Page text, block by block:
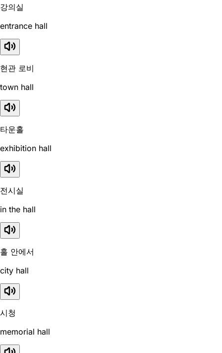
강의실
entrance hall
현관 로비
town hall
타운홀
exhibition hall
전시실
in the hall
홀 안에서
city hall
시청
memorial hall